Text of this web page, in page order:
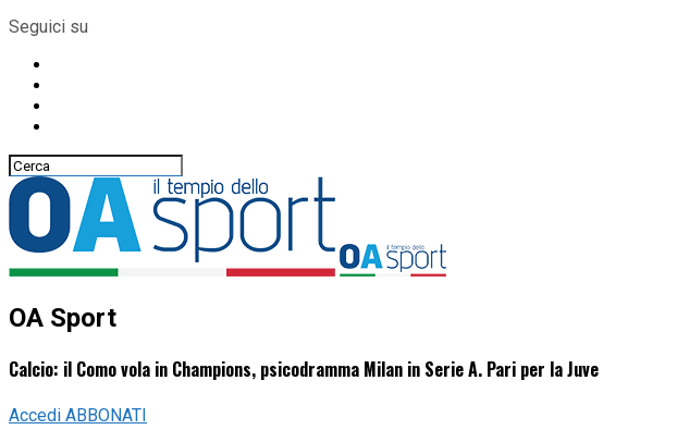
Seguici su
OA Sport
Calcio: il Como vola in Champions, psicodramma Milan in Serie A. Pari per la Juve
Accedi ABBONATI